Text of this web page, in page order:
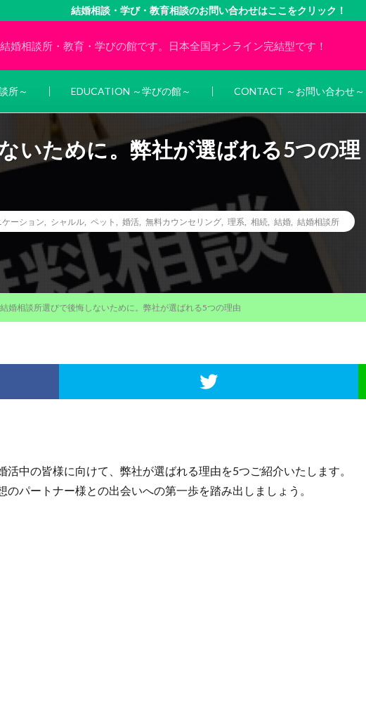
結婚相談・学び・教育相談のお問い合わせはここをクリック！
婚相談所・教育・学びの館です。日本全国オンライン完結型です！
所～ EDUCATION ～学びの館～ CONTACT ～お問い合わせ～
いために。弊社が選ばれる5つの理
ケーション シャルル, ペット 婚活, 無料カウンセリング, 理系 相続, 結婚, 結婚相談所
結婚相談所選びで後悔しないために。弊社が選ばれる5つの理由
中の皆様に向けて、弊社が選ばれる理由を5つご紹介いたします。
パートナー様との出会いへの第一歩を踏み出しましょう。